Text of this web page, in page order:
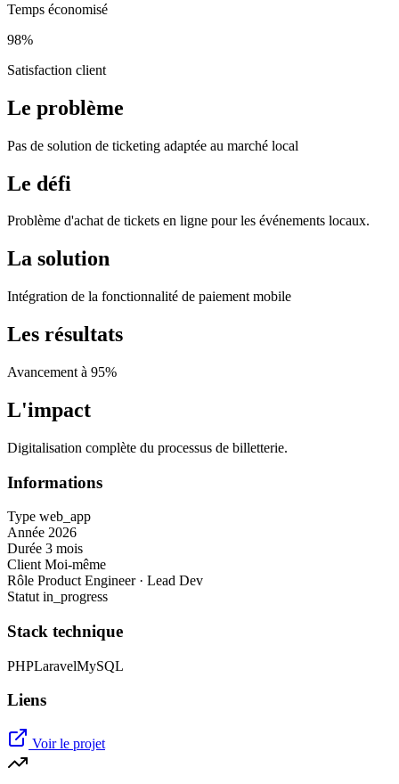
Temps économisé
98%
Satisfaction client
Le problème
Pas de solution de ticketing adaptée au marché local
Le défi
Problème d'achat de tickets en ligne pour les événements locaux.
La solution
Intégration de la fonctionnalité de paiement mobile
Les résultats
Avancement à 95%
L'impact
Digitalisation complète du processus de billetterie.
Informations
Type web_app
Année 2026
Durée 3 mois
Client Moi-même
Rôle Product Engineer · Lead Dev
Statut in_progress
Stack technique
PHPLaravelMySQL
Liens
Voir le projet